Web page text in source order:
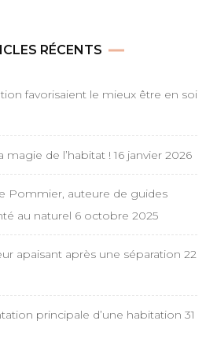
RÉCENTS
favorisaient le mieux être en soi
magie de l’habitat ! 16 janvier 2026
Pommier, auteure de guides
au naturel 6 octobre 2025
apaisant après une séparation 22
principale d’une habitation 31